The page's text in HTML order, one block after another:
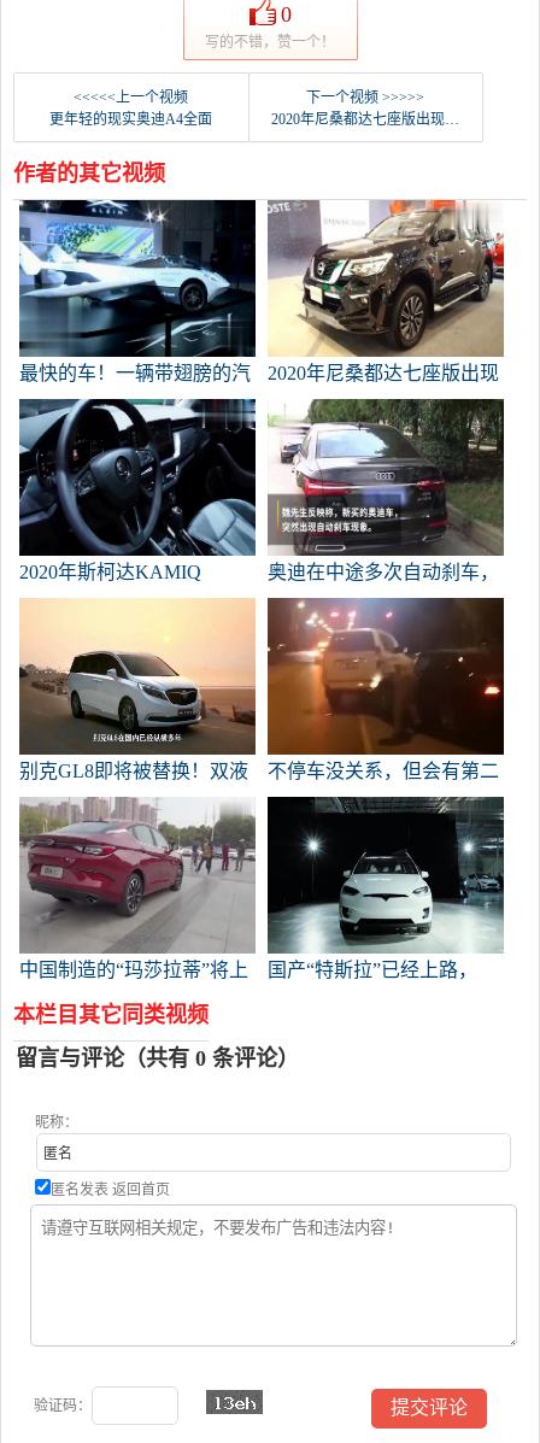
0
写的不错，赞一个！
<<<<<上一个视频
更年轻的现实奥迪A4全面
下一个视频 >>>>>
2020年尼桑都达七座版出现在购物中心真正的升值
作者的其它视频
最快的车！一辆带翅膀的汽
车来了
2020年尼桑都达七座版出现
在购物中心真正的升值
2020年斯柯达KAMIQ
奥迪在中途多次自动刹车，
吓到了老司机。
别克GL8即将被替换！双液
晶大屏幕，高度还原avenir
不停车没关系，但会有第二
次碰撞
中国制造的“玛莎拉蒂”将上
市，大屏Trass，84800预售
国产“特斯拉”已经上路，
本栏目其它同类视频
留言与评论（共有 0 条评论）
昵称：
匿名发表 返回首页
验证码：